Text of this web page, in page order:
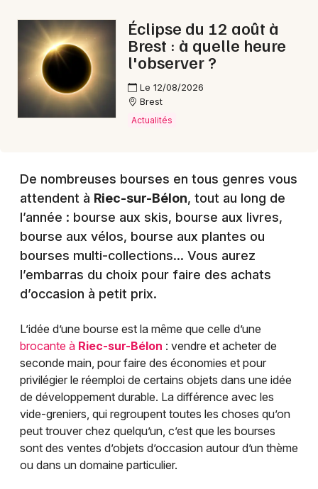
Je m'abonne
Éclipse du 12 août à
Brest : à quelle heure
l'observer ?
Le 12/08/2026
Brest
Actualités
De nombreuses bourses en tous genres vous
attendent à Riec-sur-Bélon, tout au long de
l’année : bourse aux skis, bourse aux livres,
bourse aux vélos, bourse aux plantes ou
bourses multi-collections… Vous aurez
l’embarras du choix pour faire des achats
d’occasion à petit prix.
L’idée d’une bourse est la même que celle d’une
brocante à Riec-sur-Bélon : vendre et acheter de
seconde main, pour faire des économies et pour
privilégier le réemploi de certains objets dans une idée
de développement durable. La différence avec les
vide-greniers, qui regroupent toutes les choses qu’on
peut trouver chez quelqu’un, c’est que les bourses
sont des ventes d’objets d’occasion autour d’un thème
ou dans un domaine particulier.